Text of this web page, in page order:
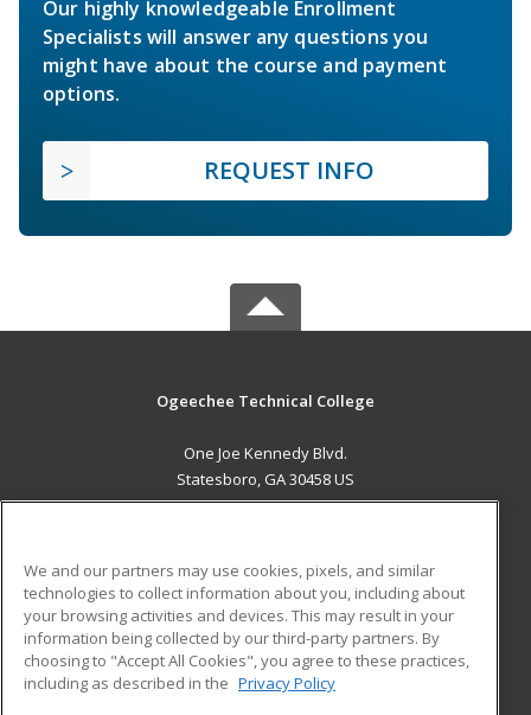
Our highly knowledgeable Enrollment
Specialists will answer any questions you
might have about the course and payment
options.
REQUEST INFO
Ogeechee Technical College
One Joe Kennedy Blvd.
Statesboro, GA 30458 US
ADDITIONAL RESOURCES
Military
Financial Assistance
Help
Student Blog
We and our partners may use cookies, pixels, and similar
technologies to collect information about you, including about
your browsing activities and devices. This may result in your
information being collected by our third-party partners. By
choosing to "Accept All Cookies", you agree to these practices,
including as described in the Privacy Policy